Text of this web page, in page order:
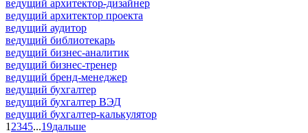
ведущий архитектор-дизайнер
ведущий архитектор проекта
ведущий аудитор
ведущий библиотекарь
ведущий бизнес-аналитик
ведущий бизнес-тренер
ведущий бренд-менеджер
ведущий бухгалтер
ведущий бухгалтер ВЭД
ведущий бухгалтер-калькулятор
1 2345...19дальше